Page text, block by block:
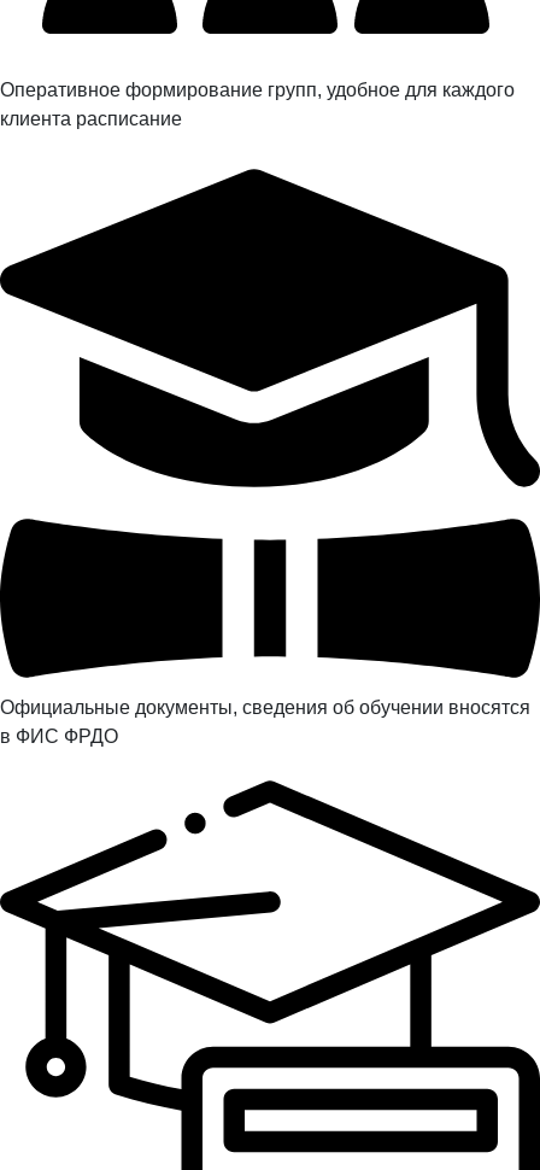
Оперативное формирование групп, удобное для каждого
клиента расписание
Официальные документы, сведения об обучении вносятся
в ФИС ФРДО